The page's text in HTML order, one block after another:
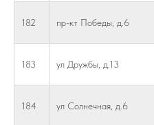
182 пр-кт Победы, д.6
183 ул Дружбы, д.13
184 ул Солнечная, д.6